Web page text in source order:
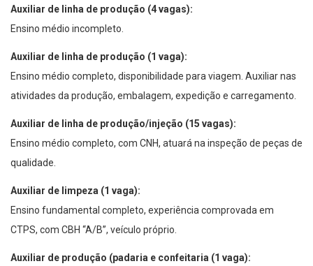
Auxiliar de linha de produção (4 vagas):
Ensino médio incompleto.
Auxiliar de linha de produção (1 vaga):
Ensino médio completo, disponibilidade para viagem. Auxiliar nas
atividades da produção, embalagem, expedição e carregamento.
Auxiliar de linha de produção/injeção (15 vagas):
Ensino médio completo, com CNH, atuará na inspeção de peças de
qualidade.
Auxiliar de limpeza (1 vaga):
Ensino fundamental completo, experiência comprovada em
CTPS, com CBH “A/B”, veículo próprio.
Auxiliar de produção (padaria e confeitaria (1 vaga):